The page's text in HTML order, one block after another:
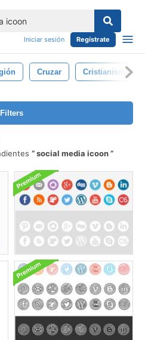
Iniciar sesión Regístrate
Cruzar Cristianismo
Filters
social media icoon